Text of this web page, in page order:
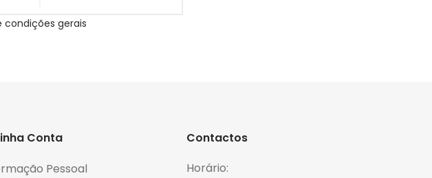
gerais
Conta
Pessoal
Contactos
Horário: